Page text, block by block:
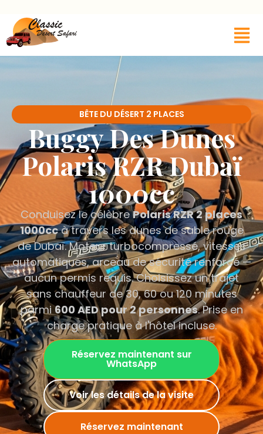
BÊTE DU DÉSERT 2 PLACES
Buggy Des Dunes
Polaris RZR Dubaï
1000cc
Conduisez le célèbrePolaris RZR 2 places
1000ccà travers les dunes de sable rouge
de Dubaï. Moteur turbocompressé, vitesses
automatiques, arceau de sécurité renforcé —
aucun permis requis. Choisissez un trajet
sans chauffeur de 30, 60 ou 120 minutes
parmi600 AED pour 2 personnes. Prise en
charge pratique à l'hôtel incluse.
Réservez maintenant sur
WhatsApp
Voir les détails de la visite
Réservez maintenant